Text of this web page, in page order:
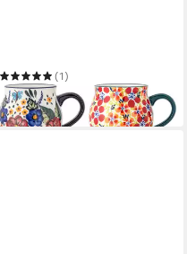
(1)
39,90 €
in 4-5 Werktagen bei dir